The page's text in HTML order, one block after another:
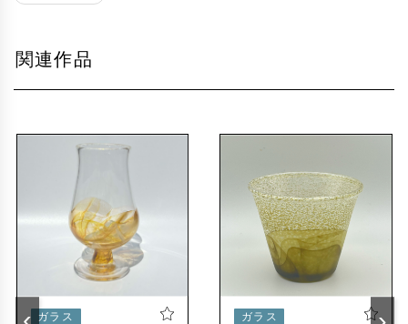
関連作品
ガラス ガラス